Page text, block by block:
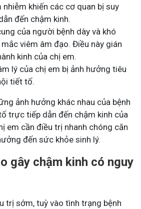
khiến các cơ quan bị suy
đến chậm kinh.
của người bệnh dày và khó
viêm âm đạo. Điều này gián
kinh của chị em.
lý của chị em bị ảnh hưởng tiêu
tiết tố.
ảnh hưởng khác nhau của bệnh
trực tiếp dẫn đến chậm kinh của
em cần điều trị nhanh chóng căn
đến sức khỏe sinh lý.
gây chậm kinh có nguy
trị sớm, tuỳ vào tình trạng bệnh